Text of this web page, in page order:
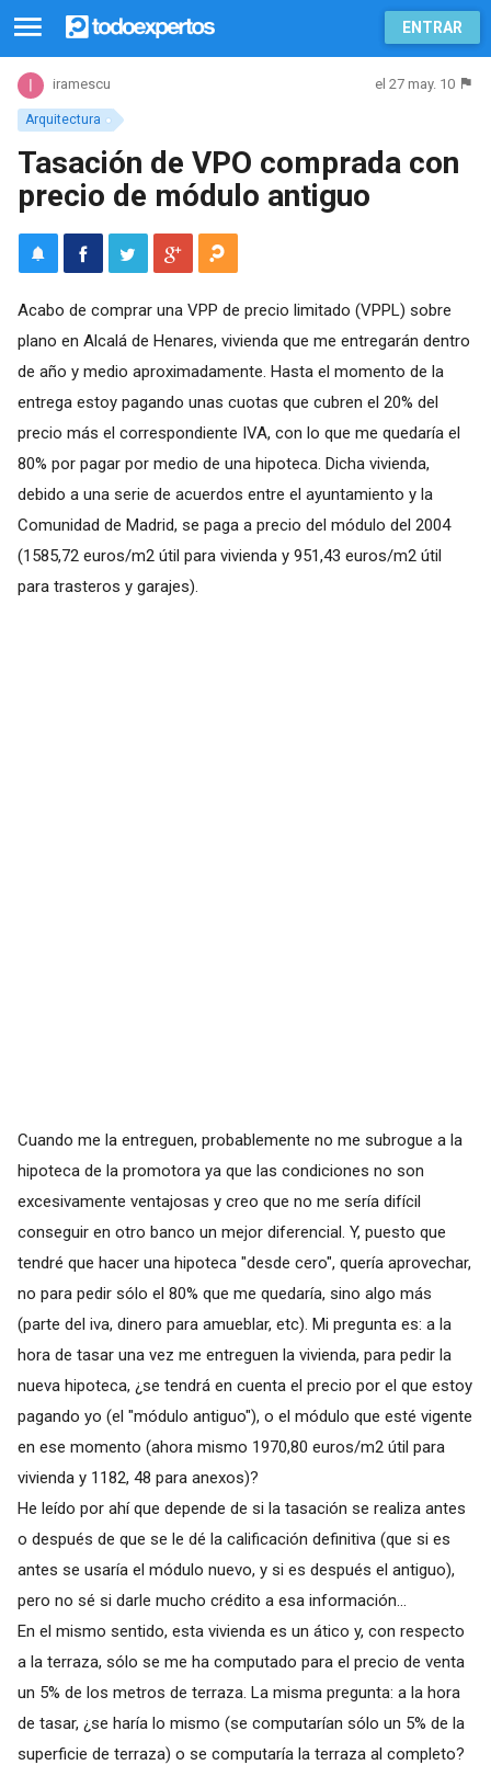
ENTRAR
Arquitectura
iramescu el 27 may. 10
Tasación de VPO comprada con
precio de módulo antiguo
Acabo de comprar una VPP de precio limitado (VPPL) sobre
plano en Alcalá de Henares, vivienda que me entregarán dentro
de año y medio aproximadamente. Hasta el momento de la
entrega estoy pagando unas cuotas que cubren el 20% del
precio más el correspondiente IVA, con lo que me quedaría el
80% por pagar por medio de una hipoteca. Dicha vivienda,
debido a una serie de acuerdos entre el ayuntamiento y la
Comunidad de Madrid, se paga a precio del módulo del 2004
(1585,72 euros/m2 útil para vivienda y 951,43 euros/m2 útil
para trasteros y garajes).
Cuando me la entreguen, probablemente no me subrogue a la
hipoteca de la promotora ya que las condiciones no son
excesivamente ventajosas y creo que no me sería difícil
conseguir en otro banco un mejor diferencial. Y, puesto que
tendré que hacer una hipoteca "desde cero", quería aprovechar,
no para pedir sólo el 80% que me quedaría, sino algo más
(parte del iva, dinero para amueblar, etc). Mi pregunta es: a la
hora de tasar una vez me entreguen la vivienda, para pedir la
nueva hipoteca, ¿se tendrá en cuenta el precio por el que estoy
pagando yo (el "módulo antiguo"), o el módulo que esté vigente
en ese momento (ahora mismo 1970,80 euros/m2 útil para
vivienda y 1182, 48 para anexos)?
He leído por ahí que depende de si la tasación se realiza antes
o después de que se le dé la calificación definitiva (que si es
antes se usaría el módulo nuevo, y si es después el antiguo),
pero no sé si darle mucho crédito a esa información...
En el mismo sentido, esta vivienda es un ático y, con respecto
a la terraza, sólo se me ha computado para el precio de venta
un 5% de los metros de terraza. La misma pregunta: a la hora
de tasar, ¿se haría lo mismo (se computarían sólo un 5% de la
superficie de terraza) o se computaría la terraza al completo?